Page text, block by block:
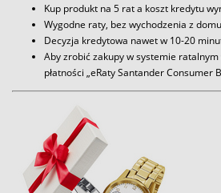
Kup produkt na 5 rat a koszt kredytu
Wygodne raty, bez wychodzenia z domu
Decyzja kredytowa nawet w 10-20
Aby zrobić zakupy w systemie
płatności „eRaty Santander Consumer